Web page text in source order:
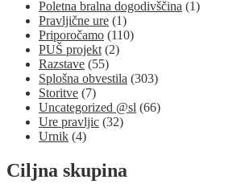
Poletna bralna dogodivščina (1)
Pravljične ure (1)
Priporočamo (110)
PUŠ projekt (2)
Razstave (55)
Splošna obvestila (303)
Storitve (7)
Uncategorized @sl (66)
Ure pravljic (32)
Urnik (4)
Ciljna skupina